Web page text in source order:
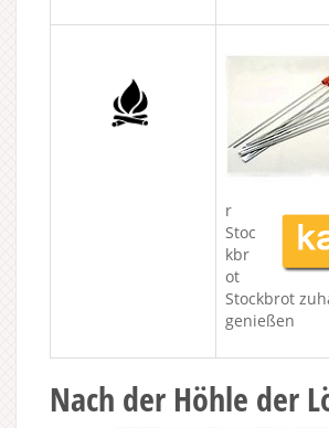
r
Stoc
kbr
ot
Stockbrot
genießen
Nach der Höhle der